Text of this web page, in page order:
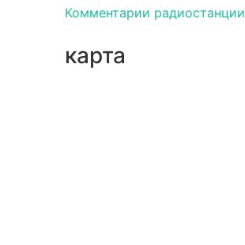
Комментарии радиостанции
карта